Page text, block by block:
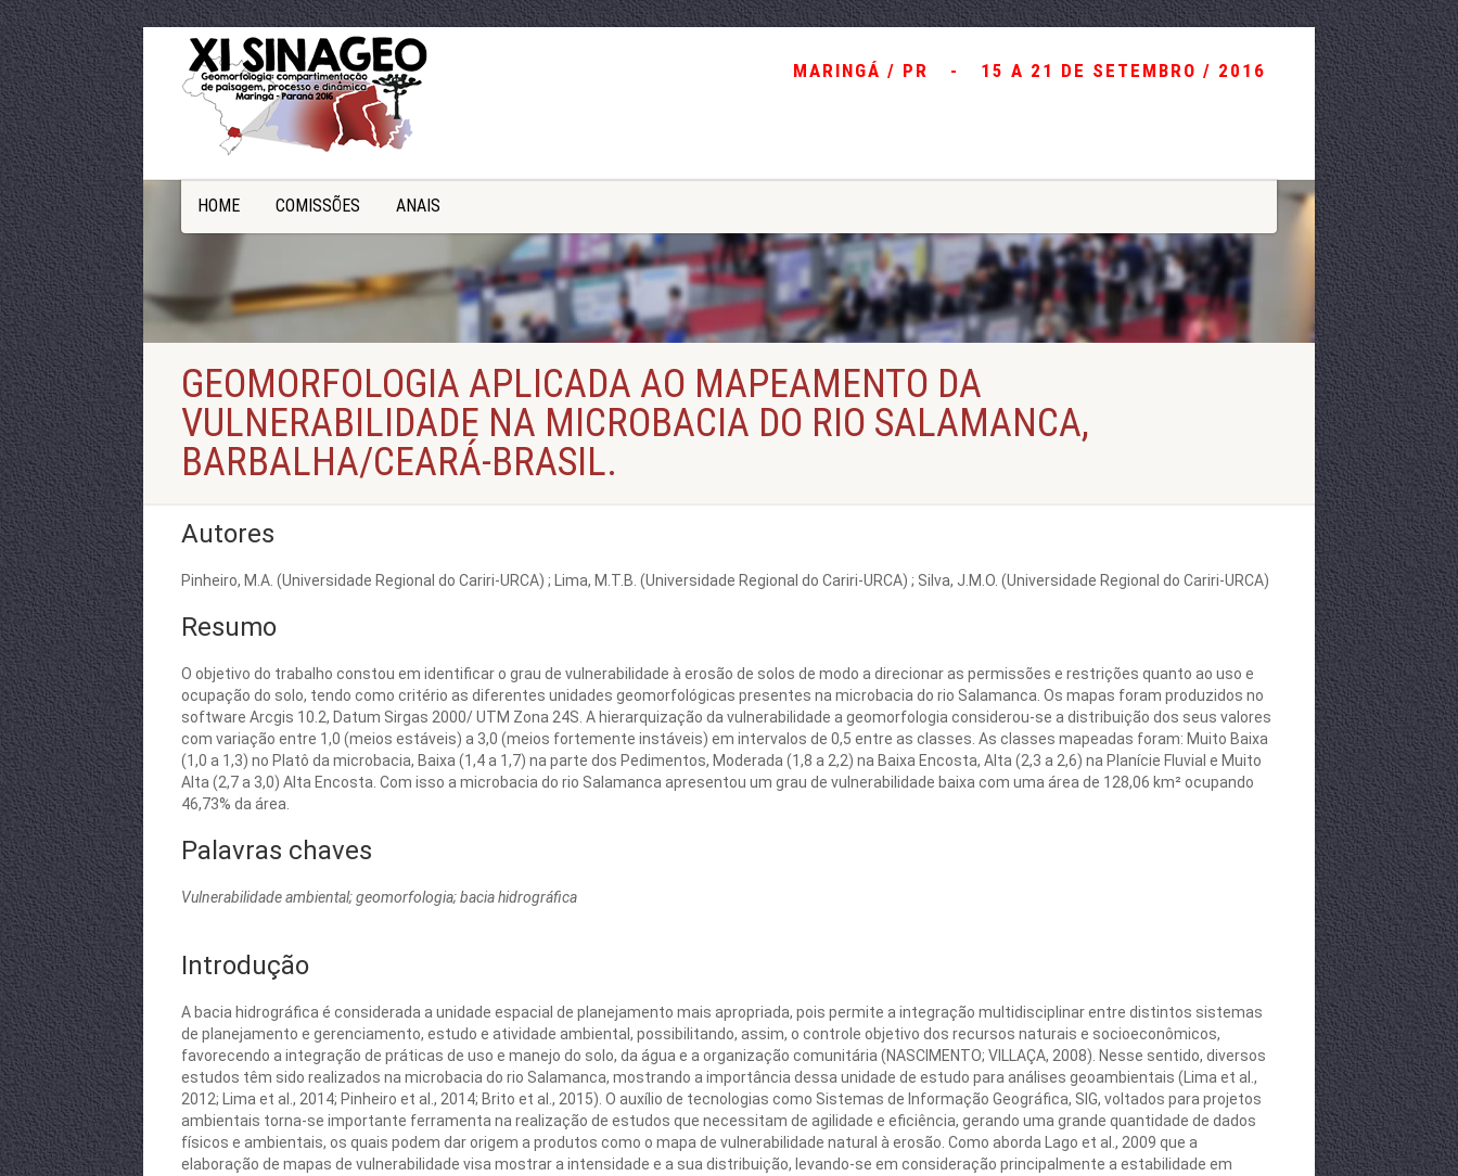
MARINGÁ / PR - 15 A 21 DE SETEMBRO / 2016
HOME COMISSÕES ANAIS
GEOMORFOLOGIA APLICADA AO MAPEAMENTO DA
VULNERABILIDADE NA MICROBACIA DO RIO SALAMANCA,
BARBALHA/CEARÁ-BRASIL.
Autores
Pinheiro, M.A. (Universidade Regional do Cariri-URCA) ; Lima, M.T.B. (Universidade Regional do Cariri-URCA) ; Silva, J.M.O. (Universidade Regional do Cariri-URCA)
Resumo
O objetivo do trabalho constou em identificar o grau de vulnerabilidade à erosão de solos de modo a direcionar as permissões e restrições quanto ao uso e
ocupação do solo, tendo como critério as diferentes unidades geomorfológicas presentes na microbacia do rio Salamanca. Os mapas foram produzidos no
software Arcgis 10.2, Datum Sirgas 2000/ UTM Zona 24S. A hierarquização da vulnerabilidade a geomorfologia considerou-se a distribuição dos seus valores
com variação entre 1,0 (meios estáveis) a 3,0 (meios fortemente instáveis) em intervalos de 0,5 entre as classes. As classes mapeadas foram: Muito Baixa
(1,0 a 1,3) no Platô da microbacia, Baixa (1,4 a 1,7) na parte dos Pedimentos, Moderada (1,8 a 2,2) na Baixa Encosta, Alta (2,3 a 2,6) na Planície Fluvial e Muito
Alta (2,7 a 3,0) Alta Encosta. Com isso a microbacia do rio Salamanca apresentou um grau de vulnerabilidade baixa com uma área de 128,06 km² ocupando
46,73% da área.
Palavras chaves
Vulnerabilidade ambiental; geomorfologia; bacia hidrográfica
Introdução
A bacia hidrográfica é considerada a unidade espacial de planejamento mais apropriada, pois permite a integração multidisciplinar entre distintos sistemas
de planejamento e gerenciamento, estudo e atividade ambiental, possibilitando, assim, o controle objetivo dos recursos naturais e socioeconômicos,
favorecendo a integração de práticas de uso e manejo do solo, da água e a organização comunitária (NASCIMENTO; VILLAÇA, 2008). Nesse sentido, diversos
estudos têm sido realizados na microbacia do rio Salamanca, mostrando a importância dessa unidade de estudo para análises geoambientais (Lima et al.,
2012; Lima et al., 2014; Pinheiro et al., 2014; Brito et al., 2015). O auxílio de tecnologias como Sistemas de Informação Geográfica, SIG, voltados para projetos
ambientais torna-se importante ferramenta na realização de estudos que necessitam de agilidade e eficiência, gerando uma grande quantidade de dados
físicos e ambientais, os quais podem dar origem a produtos como o mapa de vulnerabilidade natural à erosão. Como aborda Lago et al., 2009 que a
elaboração de mapas de vulnerabilidade visa mostrar a intensidade e a sua distribuição, levando-se em consideração principalmente a estabilidade em